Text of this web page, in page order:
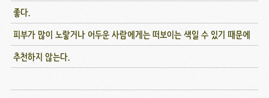
좋다.
피부가 많이 노랗거나 어두운 사람에게는 떠보이는 색일 수 있기 때문에
추천하지 않는다.